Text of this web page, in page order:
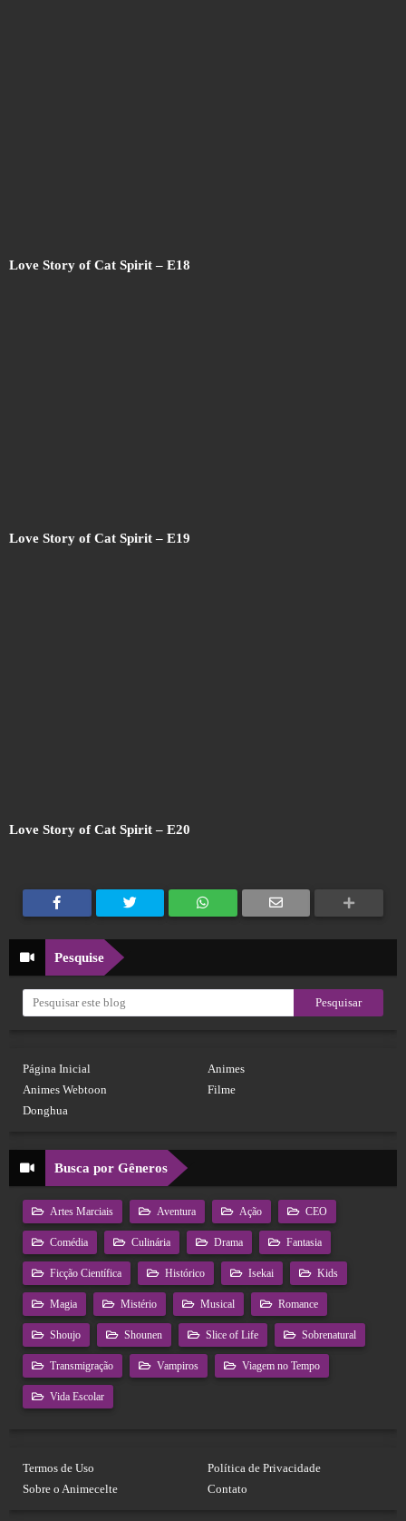
Love Story of Cat Spirit – E18
Love Story of Cat Spirit – E19
Love Story of Cat Spirit – E20
Pesquise
Página Inicial
Animes
Animes Webtoon
Filme
Donghua
Busca por Gêneros
Artes Marciais Aventura Ação CEO
Comédia Culinária Drama Fantasia
Ficção Científica Histórico Isekai Kids
Magia Mistério Musical Romance
Shoujo Shounen Slice of Life Sobrenatural
Transmigração Vampiros Viagem no Tempo
Vida Escolar
Termos de Uso
Política de Privacidade
Sobre o Animecelte
Contato